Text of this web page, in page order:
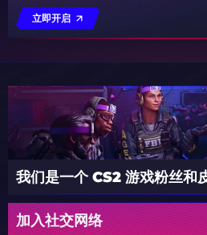
立即开启
我们是一个 CS2 游戏粉丝和
加入社交网络